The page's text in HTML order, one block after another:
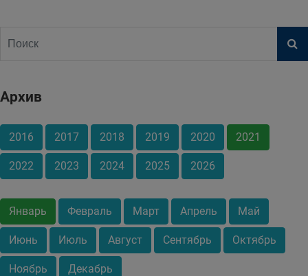
Архив
2016 2017 2018 2019 2020 2021
2022 2023 2024 2025 2026
Январь Февраль Март Апрель Май
Июнь Июль Август Сентябрь Октябрь
Ноябрь Декабрь